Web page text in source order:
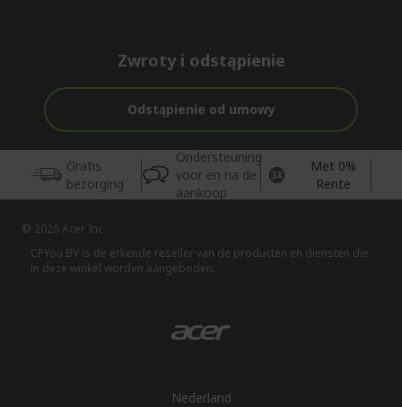
Zwroty i odstąpienie
Odstąpienie od umowy
Gratis
bezorging
Ondersteuning
voor en na de
aankoop
Met 0%
Rente
© 2026 Acer Inc.
CPYou BV is de erkende reseller van de producten en diensten die
in deze winkel worden aangeboden.
Nederland